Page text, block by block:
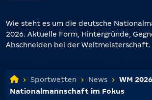
Wie steht es um die deutsche
2026. Aktuelle Form, Hintergründe,
Abschneiden bei der Weltmeisterschaft.
Sportwetten News
WM
Nationalmannschaft im Fokus